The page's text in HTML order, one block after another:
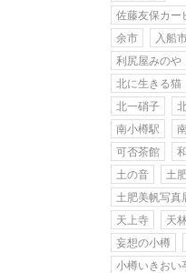
佐藤友保カー
余市
入船
利尻屋みのや
北に生きる猫
北一硝子
南小樽駅
可否茶館
土の音
土
土肥美帆写真
天上寺
天
妄想の小樽
小樽いきおい